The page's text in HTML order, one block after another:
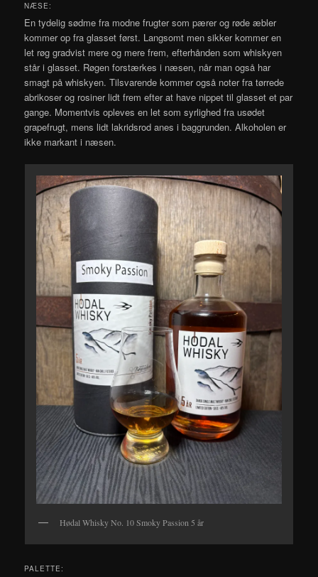
NÆSE:
En tydelig sødme fra modne frugter som pærer og røde æbler
kommer op fra glasset først. Langsomt men sikker kommer en
let røg gradvist mere og mere frem, efterhånden som whiskyen
står i glasset. Røgen forstærkes i næsen, når man også har
smagt på whiskyen. Tilsvarende kommer også noter fra tørrede
abrikoser og rosiner lidt frem efter at have nippet til glasset et par
gange. Momentvis opleves en let som syrlighed fra usødet
grapefrugt, mens lidt lakridsrod anes i baggrunden. Alkoholen er
ikke markant i næsen.
Hødal Whisky No. 10 Smoky Passion 5 år
PALETTE: